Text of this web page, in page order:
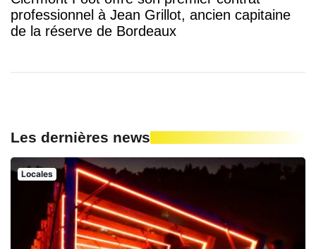
professionnel à Jean Grillot, ancien capitaine
de la réserve de Bordeaux
Les dernières news
Locales